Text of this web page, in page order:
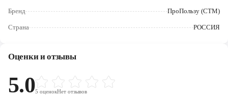
Череповец
Ярославль
Бренд ПроПользу (СТМ)
Страна РОССИЯ
Оценки и отзывы
5.05 оценокНет отзывов